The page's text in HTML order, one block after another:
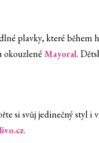
plavky, které
okouzlené Mayoral.
si svůj jedinečný styl i
.